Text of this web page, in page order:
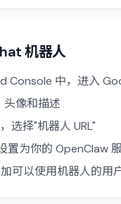
机器人
Console 中，进入
头像和描述
选择"机器人 URL"
置为你的 OpenClaw
可以使用机器人的用